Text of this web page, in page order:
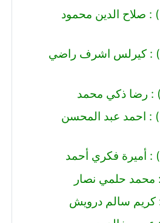
المراسم رقم (233) : صلاح الدين محمود
المراسم رقم (232) : كيرلس اشرف راضي
المراسم رقم (230) : احمد عبد المحسن